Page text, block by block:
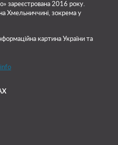
зареєстрована 2016 року.
Хмельниччині, зокрема у
картина України та